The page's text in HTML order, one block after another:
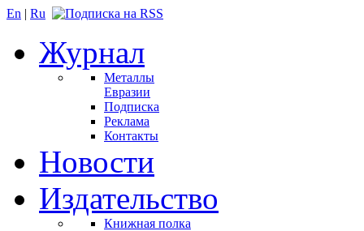
En | Ru
Журнал
Металлы
Евразии
Подписка
Реклама
Контакты
Новости
Издательство
Книжная полка